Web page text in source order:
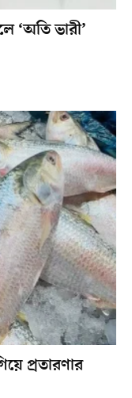
‘অতি ভারী’
প্রতারণার